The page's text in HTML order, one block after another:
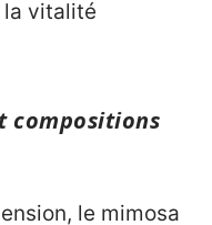
la vitalité
compositions
le mimosa